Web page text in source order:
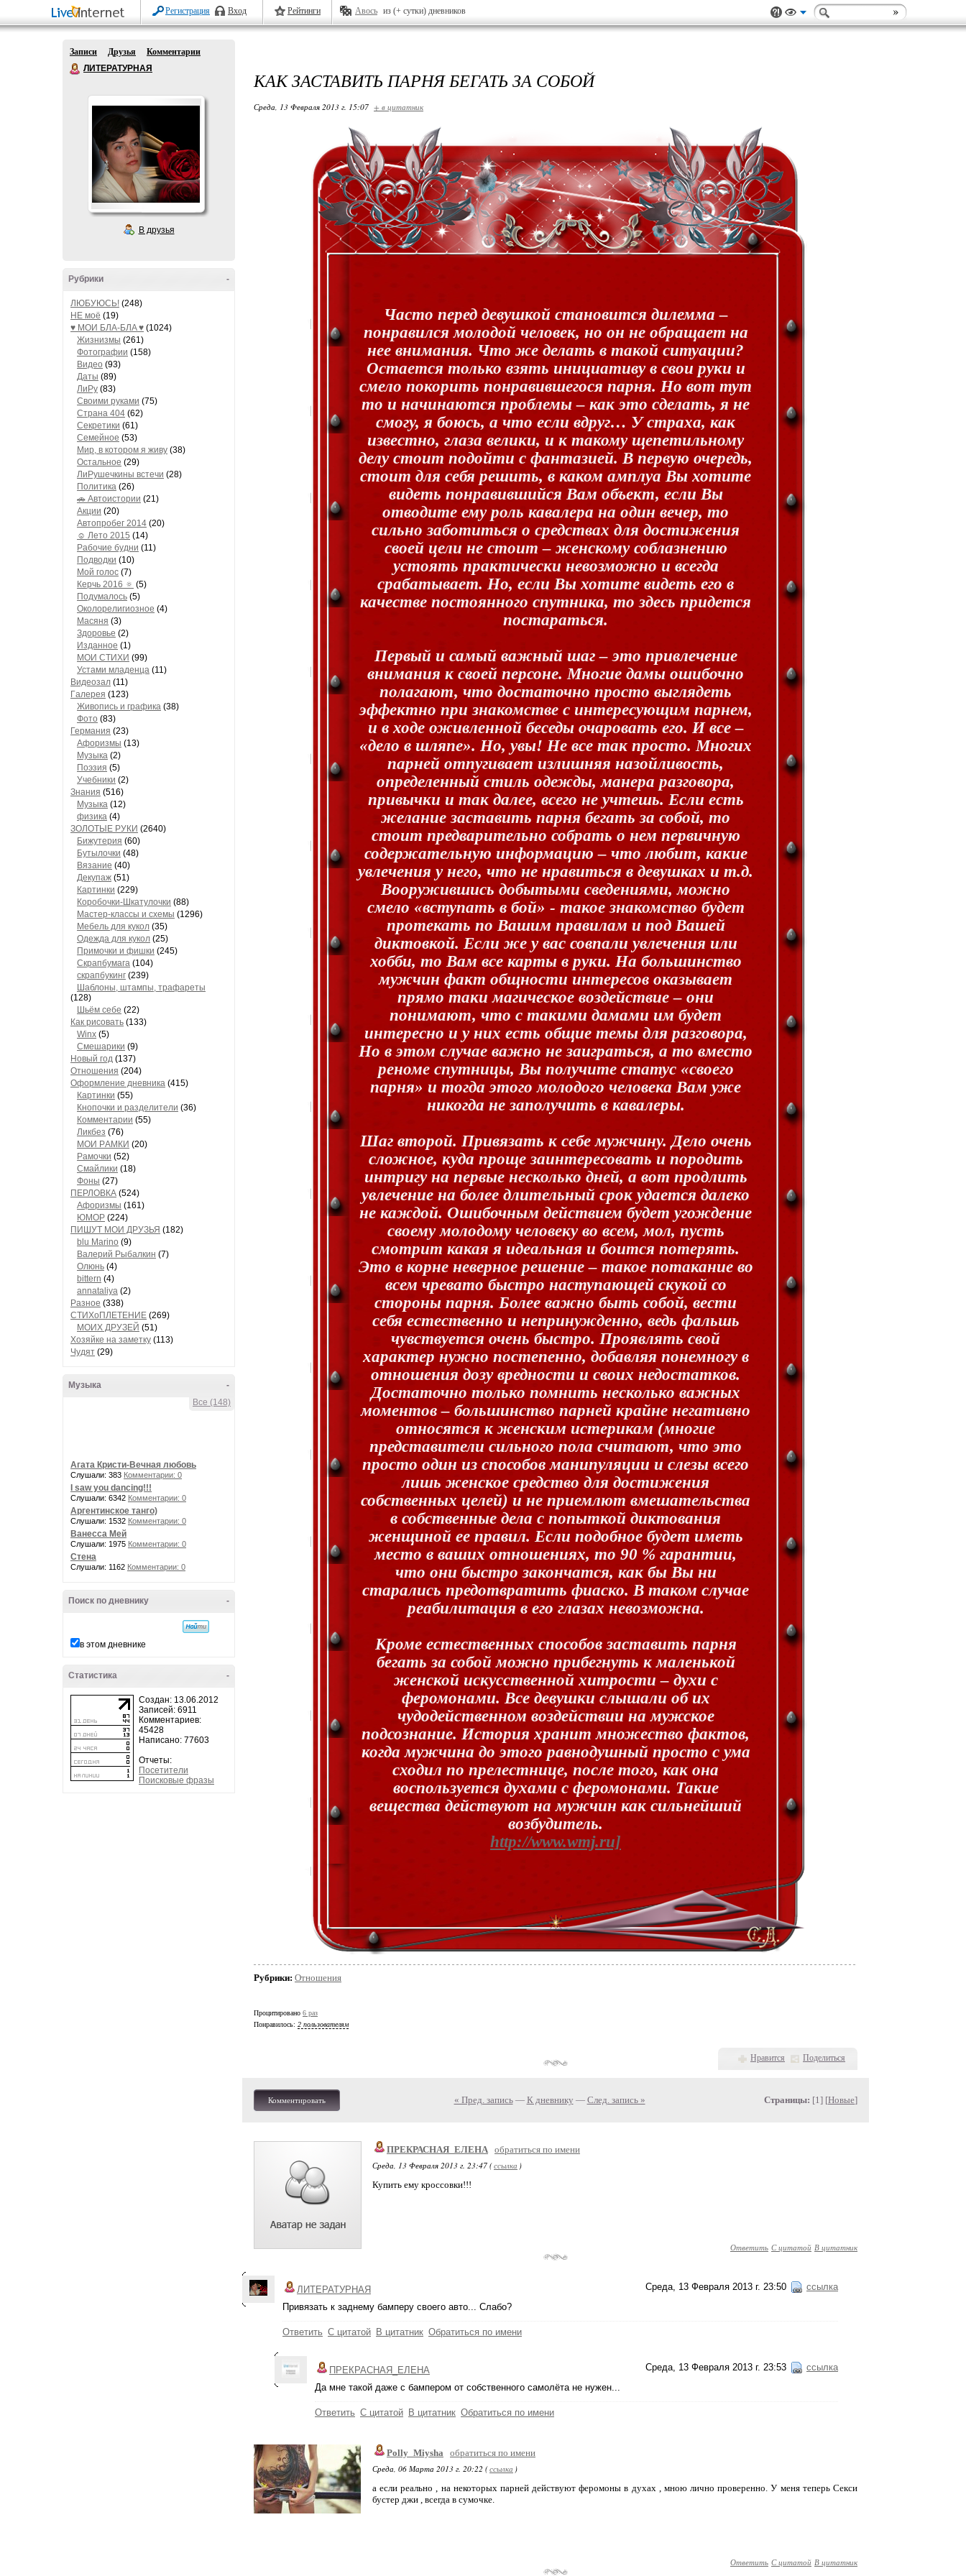
Регистрация Вход Рейтинги Авось из (+ сутки) дневников
Записи Друзья
Комментарии
ЛИТЕРАТУРНАЯ
В друзья
-
Рубрики
ЛЮБУЮСЬ! (248)
НЕ моё (19)
♥ МОИ БЛA-БЛA ♥ (1024)
Жизнизмы (261)
Фотографии (158)
Видео (93)
Даты (89)
ЛиРу (83)
Своими руками (75)
Страна 404 (62)
Секретики (61)
Семейное (53)
Мир, в котором я живу (38)
Остальное (29)
ЛиРушечкины встечи (28)
Политика (26)
🚗 Автоистории (21)
Акции (20)
Автопробег 2014 (20)
☺ Лето 2015 (14)
Рабочие будни (11)
Подводки (10)
Мой голос (7)
Керчь 2016 🔅 (5)
Подумалось (5)
Околорелигиозное (4)
Масяня (3)
Здоровье (2)
Изданное (1)
МОИ СТИХИ (99)
Устами младенца (11)
Видеозал (11)
Гaлерея (123)
Живопись и грaфикa (38)
Фото (83)
Гермaния (23)
Aфоризмы (13)
Музыкa (2)
Поэзия (5)
Учебники (2)
Знания (516)
Музыкa (12)
физика (4)
ЗОЛОТЫЕ РУКИ (2640)
Бижутерия (60)
Бутылочки (48)
Вязaние (40)
Декупaж (51)
Кaртинки (229)
Коробочки-Шкатулочки (88)
Мастер-классы и схемы (1296)
Мебель для кукол (35)
Одеждa для кукол (25)
Примочки и фишки (245)
Скрaпбумaгa (104)
скрапбукинг (239)
Шaблоны, штaмпы, трaфaреты
(128)
Шьём себе (22)
Как рисовать (133)
Winx (5)
Смешарики (9)
Новый год (137)
Отношения (204)
Оформление дневника (415)
Кaртинки (55)
Кнопочки и рaзделители (36)
Комментaрии (55)
Ликбез (76)
МОИ РAМКИ (20)
Рaмочки (52)
Смaйлики (18)
Фоны (27)
ПЕРЛОВКА (524)
Aфоризмы (161)
ЮМОР (224)
ПИШУТ МОИ ДРУЗЬЯ (182)
blu Marino (9)
Валерий Рыбалкин (7)
Олюнь (4)
bittern (4)
annataliya (2)
Разное (338)
СТИХоПЛЕТЕНИЕ (269)
МОИХ ДРУЗЕЙ (51)
Хозяйке на заметку (113)
Чудят (29)
-
Музыка
Все (148)
Агата Кристи-Вечная любовь
Слушали: 383 Комментарии: 0
I saw you dancing!!!
Слушали: 6342 Комментарии: 0
Аргентинское танго)
Слушали: 1532 Комментарии: 0
Ванесса Мей
Слушали: 1975 Комментарии: 0
Стена
Слушали: 1162 Комментарии: 0
-
Поиск по дневнику
в этом дневнике
-
Статистика
Создан: 13.06.2012
Записей: 6911
Комментариев:
45428
Написано: 77603
Отчеты:
Посетители
Поисковые фразы
КАК ЗАСТАВИТЬ ПАРНЯ БЕГАТЬ ЗА СОБОЙ
Среда, 13 Февраля 2013 г. 15:07 + в цитатник
Часто перед девушкой становится дилемма –
понравился молодой человек, но он не обращает на
нее внимания. Что же делать в такой ситуации?
Остается только взять инициативу в свои руки и
смело покорить понравившегося парня. Но вот тут
то и начинаются проблемы – как это сделать, я не
смогу, я боюсь, а что если вдруг… У страха, как
известно, глаза велики, и к такому щепетильному
делу стоит подойти с фантазией. В первую очередь,
стоит для себя решить, в каком амплуа Вы хотите
видеть понравившийся Вам объект, если Вы
отводите ему роль кавалера на один вечер, то
сильно заботиться о средствах для достижения
своей цели не стоит – женскому соблазнению
устоять практически невозможно и всегда
срабатывает. Но, если Вы хотите видеть его в
качестве постоянного спутника, то здесь придется
постараться.
Первый и самый важный шаг – это привлечение
внимания к своей персоне. Многие дамы ошибочно
полагают, что достаточно просто выглядеть
эффектно при знакомстве с интересующим парнем,
и в ходе оживленной беседы очаровать его. И все –
«дело в шляпе». Но, увы! Не все так просто. Многих
парней отпугивает излишняя назойливость,
определенный стиль одежды, манера разговора,
привычки и так далее, всего не учтешь. Если есть
желание заставить парня бегать за собой, то
стоит предварительно собрать о нем первичную
содержательную информацию – что любит, какие
увлечения у него, что не нравиться в девушках и т.д.
Вооружившись добытыми сведениями, можно
смело «вступать в бой» - такое знакомство будет
протекать по Вашим правилам и под Вашей
диктовкой. Если же у вас совпали увлечения или
хобби, то Вам все карты в руки. На большинство
мужчин факт общности интересов оказывает
прямо таки магическое воздействие – они
понимают, что с такими дамами им будет
интересно и у них есть общие темы для разговора,
Но в этом случае важно не заиграться, а то вместо
реноме спутницы, Вы получите статус «своего
парня» и тогда этого молодого человека Вам уже
никогда не заполучить в кавалеры.
Шаг второй. Привязать к себе мужчину. Дело очень
сложное, куда проще заинтересовать и породить
интригу на первые несколько дней, а вот продлить
увлечение на более длительный срок удается далеко
не каждой. Ошибочным действием будет угождение
своему молодому человеку во всем, мол, пусть
смотрит какая я идеальная и боится потерять.
Это в корне неверное решение – такое потакание во
всем чревато быстро наступающей скукой со
стороны парня. Более важно быть собой, вести
себя естественно и непринужденно, ведь фальшь
чувствуется очень быстро. Проявлять свой
характер нужно постепенно, добавляя понемногу в
отношения дозу вредности и своих недостатков.
Достаточно только помнить несколько важных
моментов – большинство парней крайне негативно
относятся к женским истерикам (многие
представители сильного пола считают, что это
просто один из способов манипуляции и слезы всего
лишь женское средство для достижения
собственных целей) и не приемлют вмешательства
в собственные дела с попыткой диктования
женщиной ее правил. Если подобное будет иметь
место в ваших отношениях, то 90 % гарантии,
что они быстро закончатся, как бы Вы ни
старались предотвратить фиаско. В таком случае
реабилитация в его глазах невозможна.
Кроме естественных способов заставить парня
бегать за собой можно прибегнуть к маленькой
женской искусственной хитрости – духи с
феромонами. Все девушки слышали об их
чудодейственном воздействии на мужское
подсознание. История хранит множество фактов,
когда мужчина до этого равнодушный просто с ума
сходил по прелестнице, после того, как она
воспользуется духами с феромонами. Такие
вещества действуют на мужчин как сильнейший
возбудитель.
http://www.wmj.ru]
Рубрики: Отношения
Процитировано 6 раз
Понравилось: 2 пользователям
Нравится Поделиться
Комментировать « Пред. запись— К дневнику — След. запись » Страницы: [1] [Новые]
ПРЕКРАСНАЯ_ЕЛЕНА обратиться по имени
Среда, 13 Февраля 2013 г. 23:47 (ссылка )
Купить ему кроссовки!!!
Ответить С цитатой В цитатник
Среда, 13 Февраля 2013 г. 23:50 ссылка
ЛИТЕРАТУРНАЯ
Привязaть к зaднему бaмперу своего aвто... Слaбо?
Ответить С цитатой В цитатник Обратиться по имени
Среда, 13 Февраля 2013 г. 23:53 ссылка
ПРЕКРАСНАЯ_ЕЛЕНА
Да мне такой даже с бампером от собственного самолёта не нужен...
Ответить С цитатой В цитатник Обратиться по имени
Polly_Miysha
обратиться по имени
Среда, 06 Марта 2013 г. 20:22 (ссылка )
а если реально , на некоторых парней действуют феромоны в духах , мною лично проверенно. У меня теперь Секси
бустер джи , всегда в сумочке.
Ответить С цитатой В цитатник